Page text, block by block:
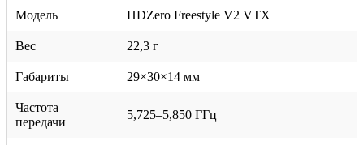
Модель HDZero Freestyle V2 VTX
Вес 22,3 г
Габариты 29×30×14 мм
Частота
передачи
5,725–5,850 ГГц